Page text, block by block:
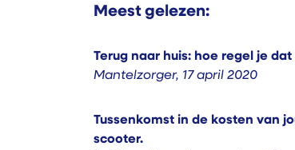
Meest gelezen:
Terug naar huis: hoe regel je
Mantelzorger, 17 april 2020
Tussenkomst in de kosten van
scooter.